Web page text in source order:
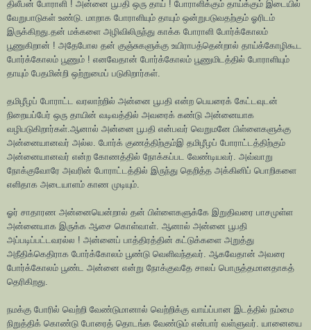
திலீபன் போராளி ! அன்னை பூபதி ஒரு தாய் ! போராளிக்கும் தாய்க்கும் இடையில்
வேறுபாடுகள் உண்டு. மாறாக போராளியும் தாயும் ஒன்றுபடுவதற்கும் ஓரிடம்
இருக்கிறது.தன் மக்களை அழிவிலிருந்து காக்க போராளி போர்க்கோலம்
பூணுகிறான் ! அதேபோல தன் குஞ்சுகளுக்கு உயிராபத்தென்றால் தாய்க்கோழிகூட
போர்க்கோலம் பூணும் ! எனவேதான் போர்க்கோலம் பூணுமிடத்தில் போராளியும்
தாயும் பேதமின்றி ஒற்றுமைப் படுகிறார்கள்.
தமிழீழப் போராட்ட வரலாற்றில் அன்னை பூபதி என்ற பெயரைக் கேட்டவுடன்
நிறையப்பேர் ஒரு தாயின் வடிவத்தில் அவரைக் கண்டு அன்னையாக
வழிபடுகிறார்கள்.ஆனால் அன்னை பூபதி என்பவர் வெறுமனே பிள்ளைகளுக்கு
அன்னையானவர் அல்ல. போர்க் குணத்திற்கும்இ தமிழீழப் போராட்டத்திற்கும்
அன்னையானவர் என்ற கோணத்தில் நோக்கப்பட வேண்டியவர். அவ்வாறு
நோக்குவோரே அவரின் போராட்டத்தில் இருந்து தெறித்த அக்கினிப் பொறிகளை
எளிதாக அடையாளம் காண முடியும்.
ஓர் சாதாரண அன்னையென்றால் தன் பிள்ளைகளுக்கே இறுதிவரை பாசமுள்ள
அன்னையாக இருக்க ஆசை கொள்வாள். ஆனால் அன்னை பூபதி
அப்படிப்பட்டவரல்ல ! அன்னைப் பாத்திரத்தின் கட்டுக்களை அறுத்து
அநீதிக்கெதிராக போர்க்கோலம் பூண்டு வெளிவந்தவர். ஆகவேதான் அவரை
போர்க்கோலம் பூண்ட அன்னை என்று நோக்குவதே சாலப் பொருத்தமானதாகத்
தெரிகிறது.
நமக்கு போரில் வெற்றி வேண்டுமானால் வெற்றிக்கு வாய்ப்பான இடத்தில் நம்மை
நிறுத்திக் கொண்டு போரைத் தொடங்க வேண்டும் என்பார் வள்ளுவர். யானையை